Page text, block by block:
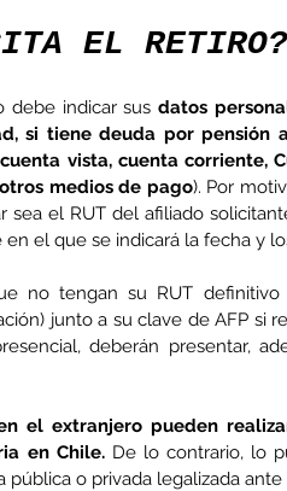
Comunicado Bono
Abril-Junio 2026
EL RETIRO?
debe indicar sus datos
si tiene deuda por pensión
vista, cuenta corriente,
medios de pago). Por
sea el RUT del afiliado
el que se indicará la fecha y
no tengan su RUT
junto a su clave de AFP si
deberán presentar,
el extranjero pueden
en Chile. De lo contrario, lo
o privada legalizada ante